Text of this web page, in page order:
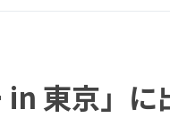
in 東京」